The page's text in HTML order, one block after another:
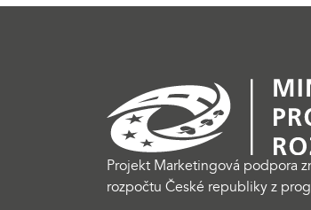
Projekt Marketingová podpora
rozpočtu České republiky z